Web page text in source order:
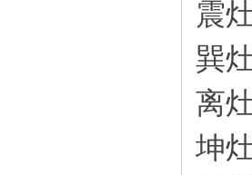
震
巽
离
坤